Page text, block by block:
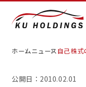
ホームニュース自己株式
公開日：2010.02.01